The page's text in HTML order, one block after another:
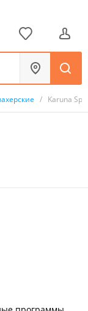
/ Karuna Spa